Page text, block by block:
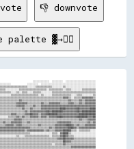
👎 downvote
palette ▓→✊🏽
░░░░░░░░  ░░░░░░░░░░░░░░░░░░░░░░░░░░░░░░░░░░░░░░░░